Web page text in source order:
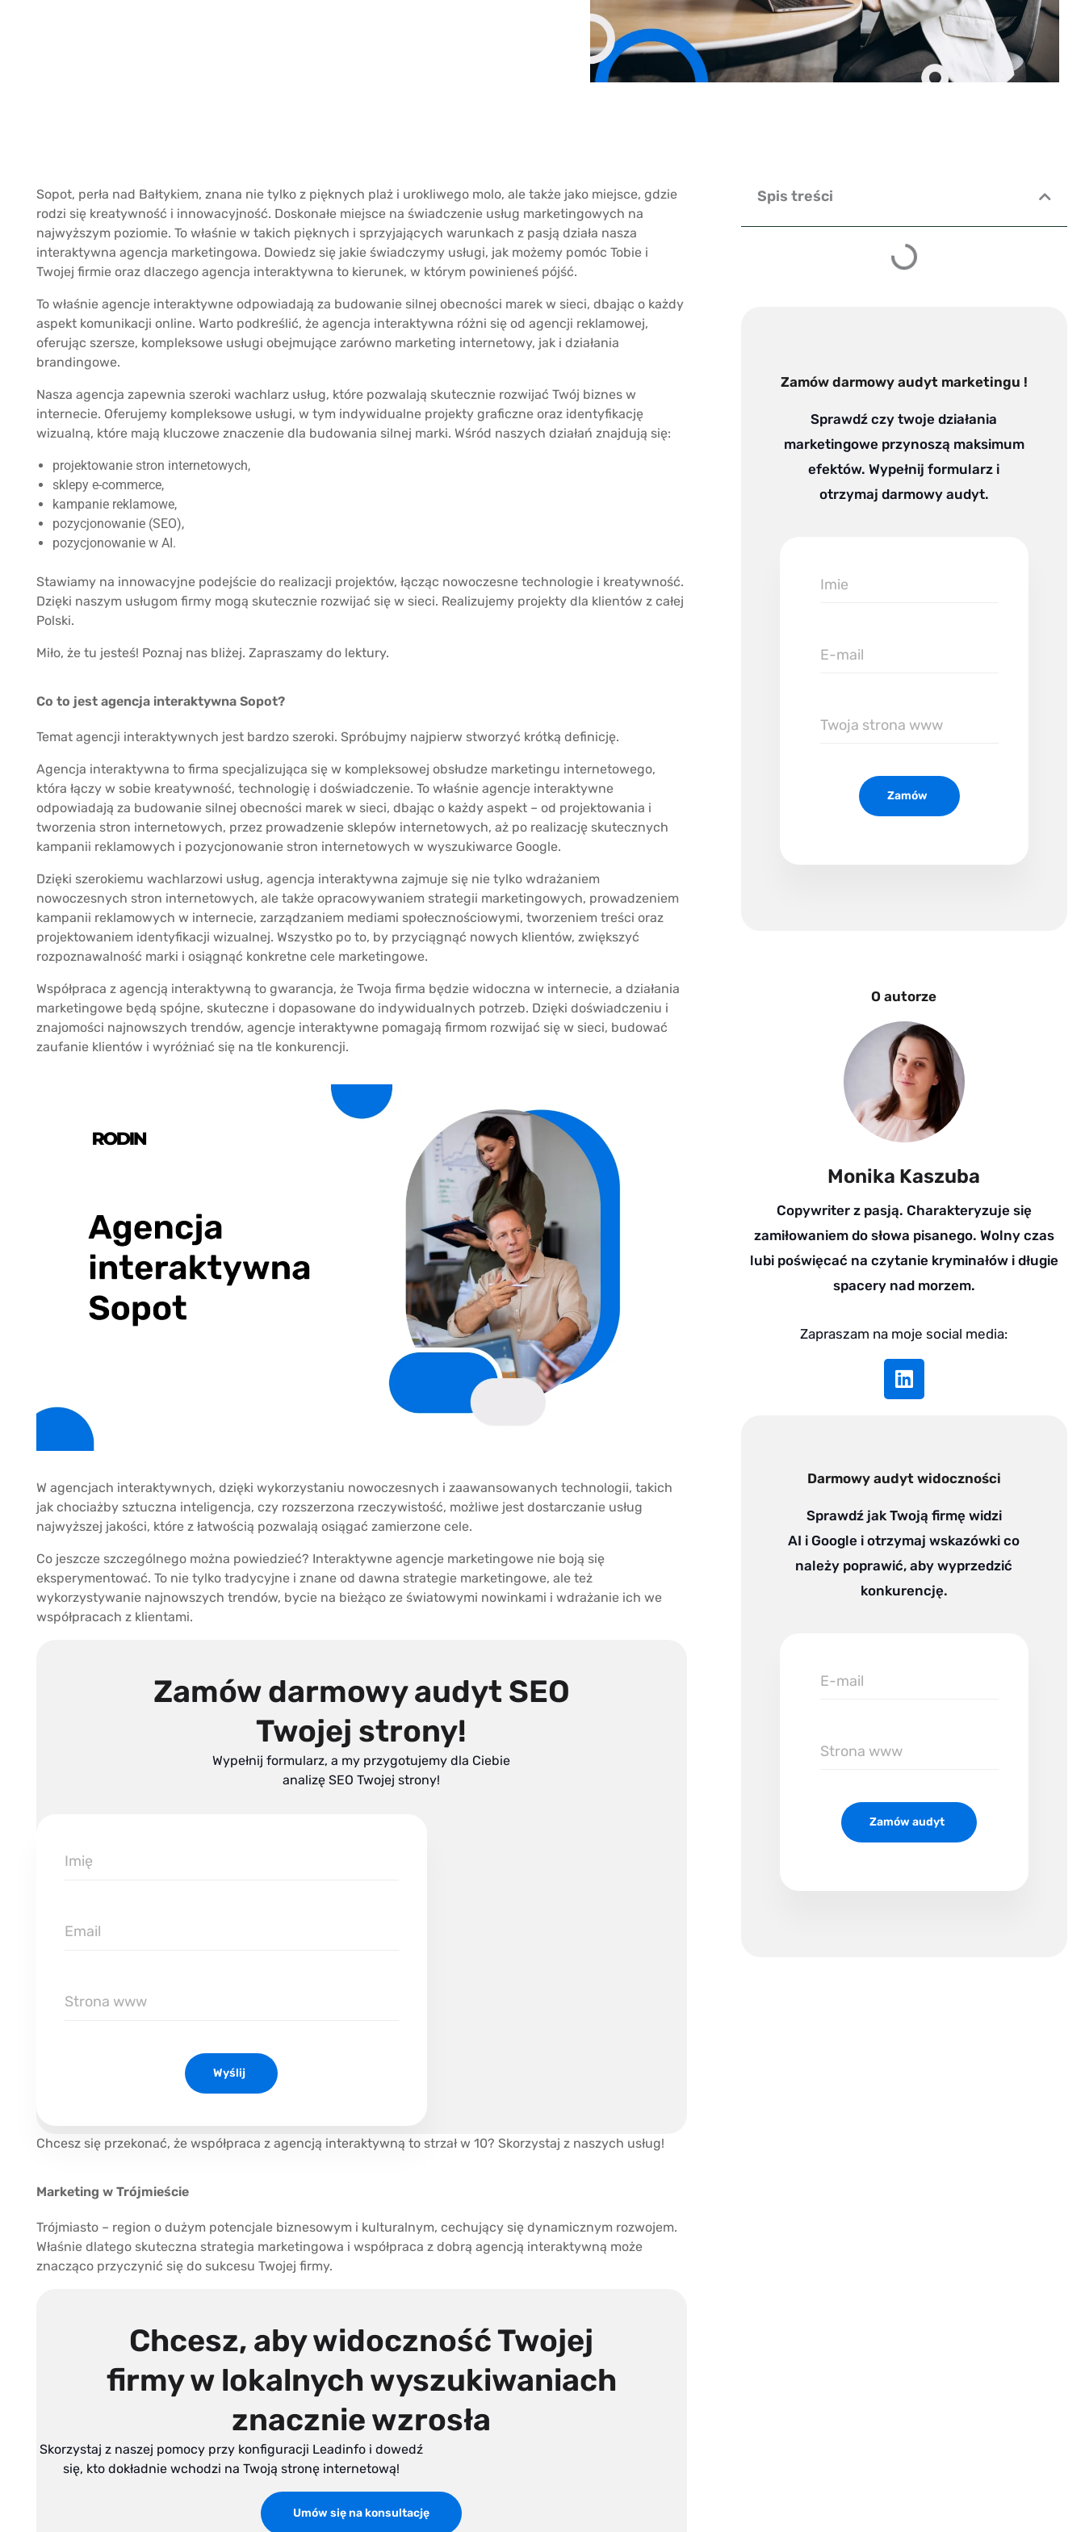
Sopot, perła nad Bałtykiem, znana nie tylko z pięknych plaż i urokliwego molo, ale także jako miejsce, gdzie
rodzi się kreatywność i innowacyjność. Doskonałe miejsce na świadczenie usług marketingowych na
najwyższym poziomie. To właśnie w takich pięknych i sprzyjających warunkach z pasją działa nasza
interaktywna agencja marketingowa. Dowiedz się jakie świadczymy usługi, jak możemy pomóc Tobie i
Twojej firmie oraz dlaczego agencja interaktywna to kierunek, w którym powinieneś pójść.
To właśnie agencje interaktywne odpowiadają za budowanie silnej obecności marek w sieci, dbając o każdy
aspekt komunikacji online. Warto podkreślić, że agencja interaktywna różni się od agencji reklamowej,
oferując szersze, kompleksowe usługi obejmujące zarówno marketing internetowy, jak i działania
brandingowe.
Nasza agencja zapewnia szeroki wachlarz usług, które pozwalają skutecznie rozwijać Twój biznes w
internecie. Oferujemy kompleksowe usługi, w tym indywidualne projekty graficzne oraz identyfikację
wizualną, które mają kluczowe znaczenie dla budowania silnej marki. Wśród naszych działań znajdują się:
projektowanie stron internetowych,
sklepy e-commerce,
kampanie reklamowe,
pozycjonowanie (SEO),
pozycjonowanie w AI.
Stawiamy na innowacyjne podejście do realizacji projektów, łącząc nowoczesne technologie i kreatywność.
Dzięki naszym usługom firmy mogą skutecznie rozwijać się w sieci. Realizujemy projekty dla klientów z całej
Polski.
Miło, że tu jesteś! Poznaj nas bliżej. Zapraszamy do lektury.
Co to jest agencja interaktywna Sopot?
Temat agencji interaktywnych jest bardzo szeroki. Spróbujmy najpierw stworzyć krótką definicję.
Agencja interaktywna to firma specjalizująca się w kompleksowej obsłudze marketingu internetowego,
która łączy w sobie kreatywność, technologię i doświadczenie. To właśnie agencje interaktywne
odpowiadają za budowanie silnej obecności marek w sieci, dbając o każdy aspekt – od projektowania i
tworzenia stron internetowych, przez prowadzenie sklepów internetowych, aż po realizację skutecznych
kampanii reklamowych i pozycjonowanie stron internetowych w wyszukiwarce Google.
Dzięki szerokiemu wachlarzowi usług, agencja interaktywna zajmuje się nie tylko wdrażaniem
nowoczesnych stron internetowych, ale także opracowywaniem strategii marketingowych, prowadzeniem
kampanii reklamowych w internecie, zarządzaniem mediami społecznościowymi, tworzeniem treści oraz
projektowaniem identyfikacji wizualnej. Wszystko po to, by przyciągnąć nowych klientów, zwiększyć
rozpoznawalność marki i osiągnąć konkretne cele marketingowe.
Współpraca z agencją interaktywną to gwarancja, że Twoja firma będzie widoczna w internecie, a działania
marketingowe będą spójne, skuteczne i dopasowane do indywidualnych potrzeb. Dzięki doświadczeniu i
znajomości najnowszych trendów, agencje interaktywne pomagają firmom rozwijać się w sieci, budować
zaufanie klientów i wyróżniać się na tle konkurencji.
W agencjach interaktywnych, dzięki wykorzystaniu nowoczesnych i zaawansowanych technologii, takich
jak chociażby sztuczna inteligencja, czy rozszerzona rzeczywistość, możliwe jest dostarczanie usług
najwyższej jakości, które z łatwością pozwalają osiągać zamierzone cele.
Co jeszcze szczególnego można powiedzieć? Interaktywne agencje marketingowe nie boją się
eksperymentować. To nie tylko tradycyjne i znane od dawna strategie marketingowe, ale też
wykorzystywanie najnowszych trendów, bycie na bieżąco ze światowymi nowinkami i wdrażanie ich we
współpracach z klientami.
Zamów darmowy audyt SEO
Twojej strony!
Wypełnij formularz, a my przygotujemy dla Ciebie
analizę SEO Twojej strony!
www
Wyślij
Chcesz się przekonać, że współpraca z agencją interaktywną to strzał w 10? Skorzystaj z naszych usług!
Marketing w Trójmieście
Trójmiasto – region o dużym potencjale biznesowym i kulturalnym, cechujący się dynamicznym rozwojem.
Właśnie dlatego skuteczna strategia marketingowa i współpraca z dobrą agencją interaktywną może
znacząco przyczynić się do sukcesu Twojej firmy.
Chcesz, aby widoczność Twojej
firmy w lokalnych wyszukiwaniach
znacznie wzrosła
Skorzystaj z naszej pomocy przy konfiguracji Leadinfo i dowedź
się, kto dokładnie wchodzi na Twoją stronę internetową!
Umów się na konsultację
Spis treści
Zamów darmowy audyt marketingu !
Sprawdź czy twoje działania
marketingowe przynoszą maksimum
efektów. Wypełnij formularz i
otrzymaj darmowy audyt.
Imie
E-
Twoja
Zamów
O autorze
Monika Kaszuba
Copywriter z pasją. Charakteryzuje się
zamiłowaniem do słowa pisanego. Wolny czas
lubi poświęcać na czytanie kryminałów i długie
spacery nad morzem.
Zapraszam na moje social media:
L
i
d
i
n
Darmowy audyt widoczności
Sprawdź jak Twoją firmę widzi
AI i Google i otrzymaj wskazówki co
należy poprawić, aby wyprzedzić
konkurencję.
E-
Zamów audyt